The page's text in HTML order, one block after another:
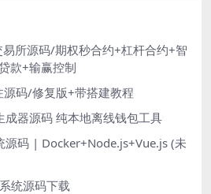
所源码/期权秒合约+杠杆合约+智
款+输赢控制
码/修复版+带搭建教程
成器源码 纯本地离线钱包工具
源码 | Docker+Node.js+Vue.js (未
统源码下载